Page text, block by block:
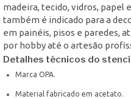
madeira, tecido, vidros, papel
também é indicado para a
em painéis, pisos e paredes,
por hobby até o artesão
Detalhes técnicos do
Marca OPA.
Material fabricado em acetato.